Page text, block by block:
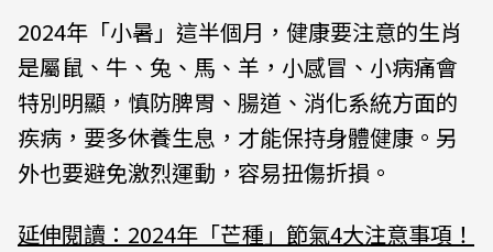
2024年「小暑」這半個月，健康要注意的生肖
是屬鼠、牛、兔、馬、羊，小感冒、小病痛會
特別明顯，慎防脾胃、腸道、消化系統方面的
疾病，要多休養生息，才能保持身體健康。另
外也要避免激烈運動，容易扭傷折損。
延伸閱讀：2024年「芒種」節氣4大注意事項！